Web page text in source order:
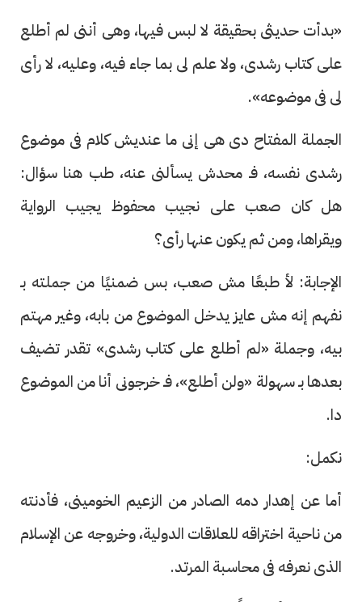
«بدأت حديثى بحقيقة لا لبس فيها، وهى أننى لم أطلع
على كتاب رشدى، ولا علم لى بما جاء فيه، وعليه، لا رأى
لى فى موضوعه».
الجملة المفتاح دى هى إنى ما عنديش كلام فى موضوع
رشدى نفسه، فـ محدش يسألنى عنه، طب هنا سؤال:
هل كان صعب على نجيب محفوظ يجيب الرواية
ويقراها، ومن ثم يكون عنها رأى؟
الإجابة: لأ طبعًا مش صعب، بس ضمنيًا من جملته بـ
نفهم إنه مش عايز يدخل الموضوع من بابه، وغير مهتم
بيه، وجملة «لم أطلع على كتاب رشدى» تقدر تضيف
بعدها بـ سهولة «ولن أطلع»، فـ خرجونى أنا من الموضوع
دا.
نكمل:
أما عن إهدار دمه الصادر من الزعيم الخومينى، فأدنته
من ناحية اختراقه للعلاقات الدولية، وخروجه عن الإسلام
الذى نعرفه فى محاسبة المرتد.